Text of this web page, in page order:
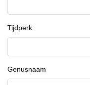
Tijdperk
Genusnaam